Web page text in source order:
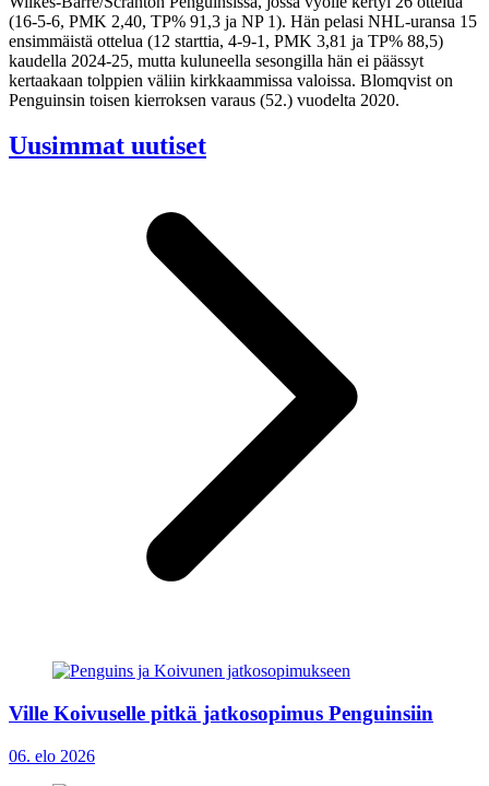
(16-5-6, PMK 2,40, TP% 91,3 ja NP 1). Hän pelasi NHL-uransa 15
ensimmäistä ottelua (12 starttia, 4-9-1, PMK 3,81 ja TP% 88,5)
kaudella 2024-25, mutta kuluneella sesongilla hän ei päässyt
kertaakaan tolppien väliin kirkkaammissa valoissa. Blomqvist on
Penguinsin toisen kierroksen varaus (52.) vuodelta 2020.
Uusimmat uutiset
Ville Koivuselle pitkä jatkosopimus Penguinsiin
06. elo 2026